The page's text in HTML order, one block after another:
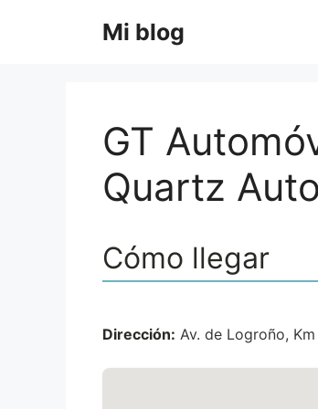
Mi blog
GT
Quartz
Cómo llegar
Dirección: Av. de Logroño,